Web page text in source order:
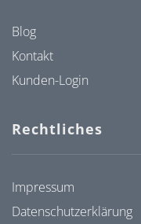
Blog
Kontakt
Kunden-Login
Rechtliches
Impressum
Datenschutzerklärung